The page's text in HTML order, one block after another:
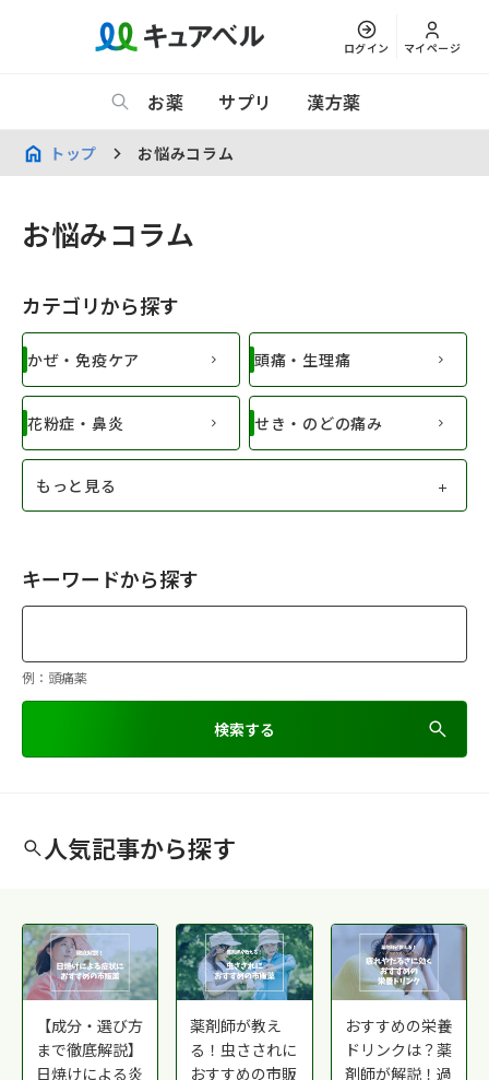
ログイン マイページ
お薬 サプリ 漢方薬
トップ お悩みコラム
お悩みコラム
カテゴリから探す
かぜ・免疫ケア 頭痛・生理痛
花粉症・鼻炎 せき・のどの痛み
もっと見る
キーワードから探す
例：頭痛薬
検索する
人気記事から探す
【成分・選び方
まで徹底解説】
日焼けによる炎
薬剤師が教え
る！虫さされに
おすすめの市販
おすすめの栄養
ドリンクは？薬
剤師が解説！過